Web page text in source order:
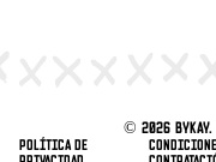
© 2026
Política de